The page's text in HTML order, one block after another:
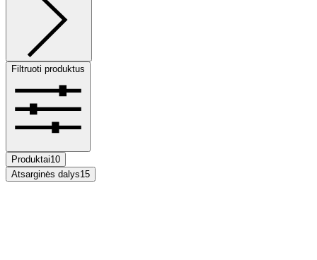
Filtruoti produktus
Produktai10
Atsarginės dalys15